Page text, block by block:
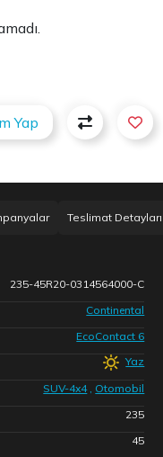
Yap
Teslimat Detayları
235-45R20-0314564000-C
Continental
EcoContact 6
Yaz
SUV-4x4 , Otomobil
235
45